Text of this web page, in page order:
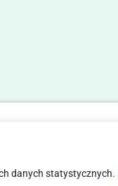
danych statystycznych.